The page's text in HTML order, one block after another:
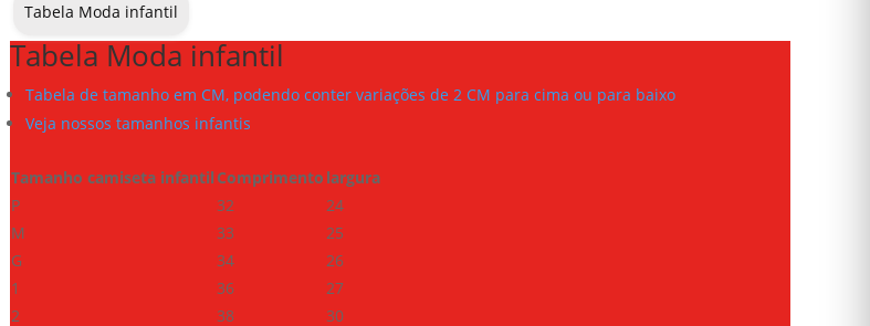
Tabela Moda infantil
Tabela Moda infantil
Tabela de tamanho em CM, podendo conter variações de 2 CM para cima ou para baixo
Veja nossos tamanhos infantis
Tamanho camiseta infantil Comprimento largura
P
32
24
M
33
25
G
34
26
1
36
27
2
38 30